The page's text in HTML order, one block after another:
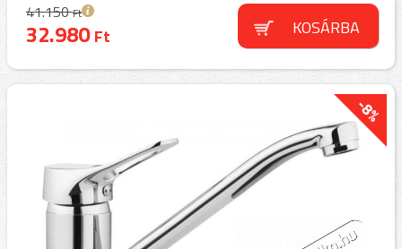
41.150Ft
32.980Ft KOSÁRBA
-8%